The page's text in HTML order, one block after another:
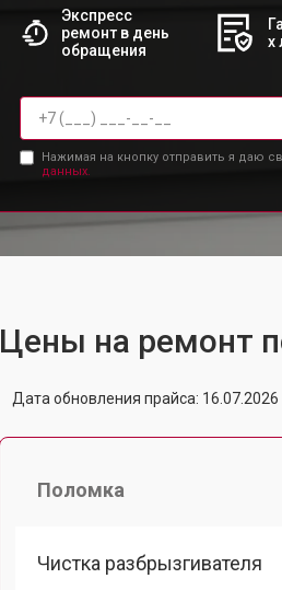
Экспресс
ремонт в день
обращения
х
Нажимая на кнопку отправить я даю
данных.
Цены на ремонт
Дата обновления прайса: 16.07.2026
Поломка
Чистка разбрызгивателя